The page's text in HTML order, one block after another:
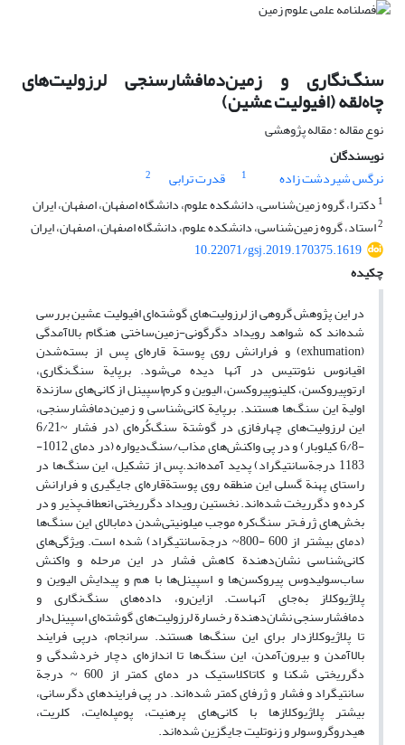
سنگ‌نگاری و زمین‌دمافشارسنجی لرزولیت‌های
چاه‌لقه (افیولیت عشین)
نوع مقاله : مقاله پژوهشی
نویسندگان
نرگس شیردشت زاده
1 قدرت ترابی
2
1 دکترا، گروه زمین‌شناسی،‌ دانشکده علوم، دانشگاه اصفهان، اصفهان، ایران
2استاد، گروه زمین‌شناسی،‌ دانشکده علوم، دانشگاه اصفهان، اصفهان، ایران
10.22071/gsj.2019.170375.1619
چکیده
در این پژوهش گروهی از لرزولیت‌های گوشته‌ای افیولیت عشین بررسی
شده‌اند که شواهد رویداد دگرگونی-زمین‌ساختی هنگام بالاآمدگی
(exhumation) و فرارانش روی پوستة قاره‌ای پس از بسته‌شدن
اقیانوس نئوتتیس در آنها دیده می‌شود. برپایة سنگ‌نگاری،
ارتوپیروکسن، کلینوپیروکسن، الیوین و کرم‌اسپینل از کانی‌های سازندة
اولیة این سنگ‌ها هستند. برپایة کانی‌شناسی و زمین‌دمافشارسنجی،
این لرزولیت‌های چهارفازی در گوشتة سنگ‌کُره‌ای (در فشار ~6/21
-6/8 کیلوبار) و در پی واکنش‌های مذاب/سنگ‌دیواره (در دمای 1012-
1183 درجة‌سانتیگراد) پدید آمده‌اند.پس از تشکیل، این سنگ‌ها در
راستای پهنة گسلی این منطقه روی پوستة‌قاره‌ای جایگیری و فرارانش
کرده‌ و دگرریخت شده‌اند. نخستین رویداد دگرریختی انعطاف‌پذیر و در
بخش‌های ژرف‌تر سنگ‌کره موجب میلونیتی‌شدن دمابالای این سنگ‌ها
(دمای بیشتر از 600 -800~ درجة‌سانتیگراد) شده است. ویژگی‌های
کانی‌شناسی نشان‌دهندة کاهش فشار در این مرحله و واکنش
ساب‌سولیدوس پیروکسن‌ها و اسپینل‌ها با هم و پیدایش الیوین و
پلاژیوکلاز به‌جای آنهاست. ازاین‌رو، داده‌های سنگ‌نگاری و
دمافشارسنجی‌ نشان‌دهندة رخسارة لرزولیت‌های گوشته‌ای اسپینل‌دار
تا پلاژیوکلازدار برای این سنگ‌ها هستند. سرانجام، درپی فرایند
بالاآمدن و بیرون‌آمدن، این سنگ‌ها تا اندازه‌ای دچار خردشدگی و
دگرریختی شکنا و کاتاکلاستیک در دمای کمتر از 600 ~ درجة
سانتیگراد و فشار و ژرفای کمتر شده‌اند. در پی فرایندهای دگرسانی،
بیشتر پلاژیوکلازها با کانی‌های پرهنیت، پومپله‌ایت، کلریت،
هیدروگروسولر و زنوتلیت جایگزین شده‌اند.